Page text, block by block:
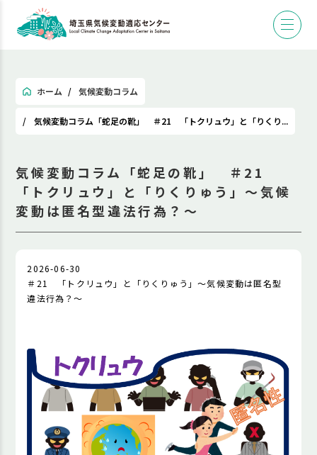
ホーム 気候変動コラム
気候変動コラム「蛇足の靴」 ＃21 「トクリュウ」と「りくり...
気候変動コラム「蛇足の靴」 ＃21
「トクリュウ」と「りくりゅう」～気候
変動は匿名型違法行為？～
2026-06-30
＃21 「トクリュウ」と「りくりゅう」～気候変動は匿名型
違法行為？～